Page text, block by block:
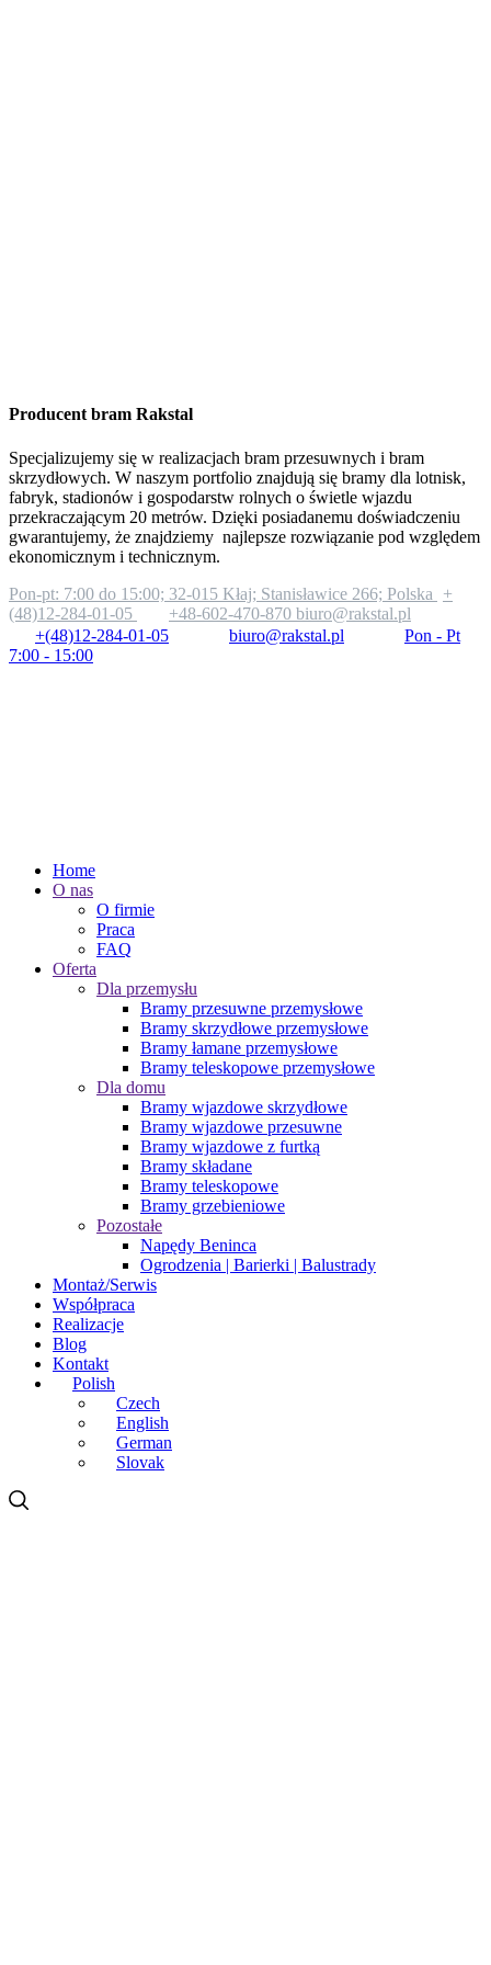
Producent bram Rakstal
Specjalizujemy się w realizacjach bram przesuwnych i bram
skrzydłowych. W naszym portfolio znajdują się bramy dla lotnisk,
fabryk, stadionów i gospodarstw rolnych o świetle wjazdu
przekraczającym 20 metrów. Dzięki posiadanemu doświadczeniu
gwarantujemy, że znajdziemy najlepsze rozwiązanie pod względem
ekonomicznym i technicznym.
Pon-pt: 7:00 do 15:00; 32-015 Kłaj; Stanisławice 266; Polska
+
(48)12-284-01-05
+48-602-470-870 biuro@rakstal.pl
+(48)12-284-01-05
biuro@rakstal.pl
Pon - Pt
7:00 - 15:00
Home
O nas
O firmie
Praca
FAQ
Oferta
Dla przemysłu
Bramy przesuwne przemysłowe
Bramy skrzydłowe przemysłowe
Bramy łamane przemysłowe
Bramy teleskopowe przemysłowe
Dla domu
Bramy wjazdowe skrzydłowe
Bramy wjazdowe przesuwne
Bramy wjazdowe z furtką
Bramy składane
Bramy teleskopowe
Bramy grzebieniowe
Pozostałe
Napędy Beninca
Ogrodzenia | Barierki | Balustrady
Montaż/Serwis
Współpraca
Realizacje
Blog
Kontakt
Polish
Czech
English
German
Slovak